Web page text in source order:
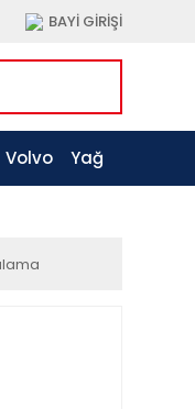
BAYİ GİRİŞİ
Volvo Yağ